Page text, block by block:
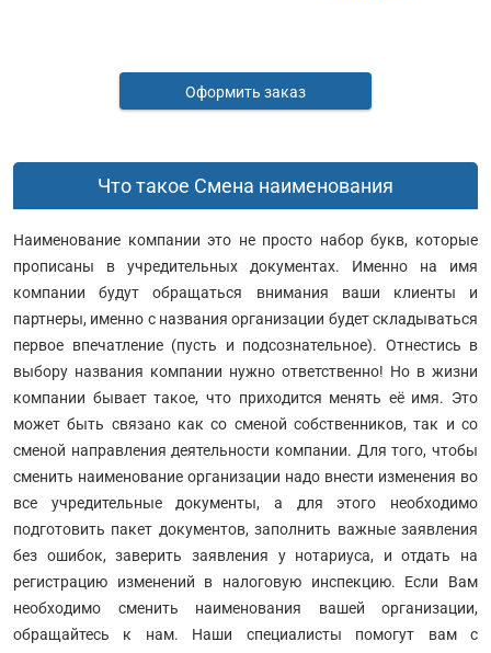
Оформить заказ
Что такое Смена наименования
Наименование компании это не просто набор букв, которые
прописаны в учредительных документах. Именно на имя
компании будут обращаться внимания ваши клиенты и
партнеры, именно с названия организации будет складываться
первое впечатление (пусть и подсознательное). Отнестись в
выбору названия компании нужно ответственно! Но в жизни
компании бывает такое, что приходится менять её имя. Это
может быть связано как со сменой собственников, так и со
сменой направления деятельности компании. Для того, чтобы
сменить наименование организации надо внести изменения во
все учредительные документы, а для этого необходимо
подготовить пакет документов, заполнить важные заявления
без ошибок, заверить заявления у нотариуса, и отдать на
регистрацию изменений в налоговую инспекцию. Если Вам
необходимо сменить наименования вашей организации,
обращайтесь к нам. Наши специалисты помогут вам с